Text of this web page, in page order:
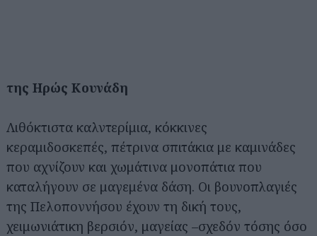
της Ηρώς Κουνάδη
Λιθόκτιστα καλντερίμια, κόκκινες
κεραμιδοσκεπές, πέτρινα σπιτάκια με καμινάδες
που αχνίζουν και χωμάτινα μονοπάτια που
καταλήγουν σε μαγεμένα δάση. Οι βουνοπλαγιές
της Πελοποννήσου έχουν τη δική τους,
χειμωνιάτικη βερσιόν, μαγείας –σχεδόν τόσης όσο